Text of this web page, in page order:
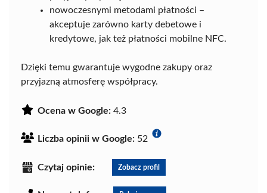
nowoczesnymi metodami płatności –
akceptuje zarówno karty debetowe i
kredytowe, jak też płatności mobilne NFC.
Dzięki temu gwarantuje wygodne zakupy oraz
przyjazną atmosferę współpracy.
Ocena w Google: 4.3
Liczba opinii w Google: 52
Czytaj opinie: Zobacz profil